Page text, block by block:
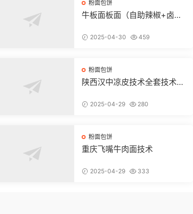
粉面包饼
牛板面板面（自助辣椒+卤味
2025-04-30 459
粉面包饼
陕西汉中凉皮技术全套技术配
2025-04-29 280
粉面包饼
重庆飞嘴牛肉面技术
2025-04-29 333